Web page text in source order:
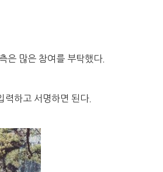
은 많은 참여를 부탁했다.
력하고 서명하면 된다.